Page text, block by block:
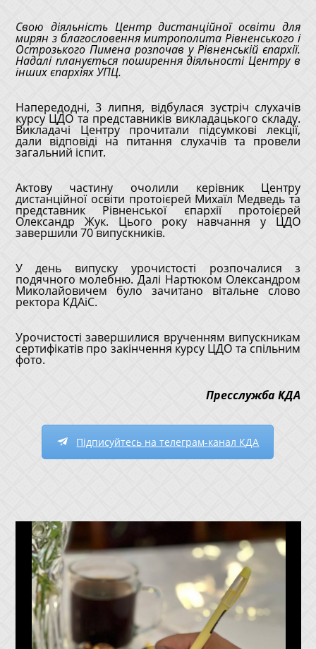
Свою діяльність Центр дистанційної освіти для
мирян з благословення митрополита Рівненського і
Острозького Пимена розпочав у Рівненській єпархії.
Надалі планується поширення діяльності Центру в
інших єпархіях УПЦ.
Напередодні, 3 липня, відбулася зустріч слухачів
курсу ЦДО та представників викладацького складу.
Викладачі Центру прочитали підсумкові лекції,
дали відповіді на питання слухачів та провели
загальний іспит.
Актову частину очолили керівник Центру
дистанційної освіти протоієрей Михаїл Медведь та
представник Рівненської єпархії протоієрей
Олександр Жук. Цього року навчання у ЦДО
завершили 70 випускників.
У день випуску урочистості розпочалися з
подячного молебню. Далі Нартюком Олександром
Миколайовичем було зачитано вітальне слово
ректора КДАіС.
Урочистості завершилися врученням випускникам
сертифікатів про закінчення курсу ЦДО та спільним
фото.
Пресслужба КДА
Підписуйтесь на телеграм-канал КДА